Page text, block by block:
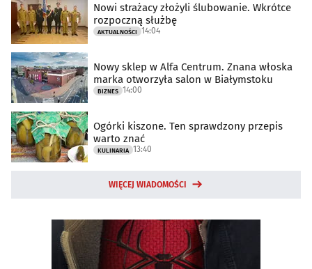
Nowi strażacy złożyli ślubowanie. Wkrótce
rozpoczną służbę
AKTUALNOŚCI 14:04
Nowy sklep w Alfa Centrum. Znana włoska
marka otworzyła salon w Białymstoku
BIZNES 14:00
Ogórki kiszone. Ten sprawdzony przepis
warto znać
KULINARIA 13:40
WIĘCEJ WIADOMOŚCI